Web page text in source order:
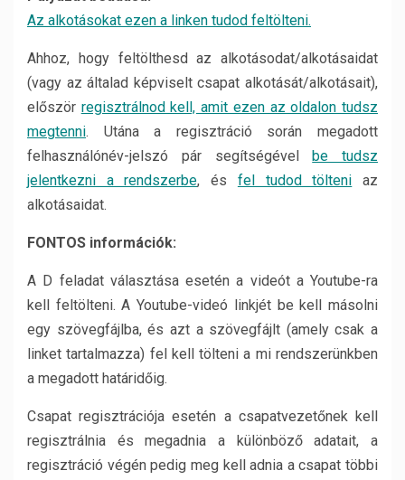
Az alkotásokat ezen a linken tudod feltölteni.
Ahhoz, hogy feltölthesd az alkotásodat/alkotásaidat
(vagy az általad képviselt csapat alkotását/alkotásait),
először regisztrálnod kell, amit ezen az oldalon tudsz
megtenni. Utána a regisztráció során megadott
felhasználónév-jelszó pár segítségévelbe tudsz
jelentkezni a rendszerbe, és fel tudod tölteni az
alkotásaidat.
FONTOS információk:
A D feladat választása esetén a videót a Youtube-ra
kell feltölteni. A Youtube-videó linkjét be kell másolni
egy szövegfájlba, és azt a szövegfájlt (amely csak a
linket tartalmazza) fel kell tölteni a mi rendszerünkben
a megadott határidőig.
Csapat regisztrációja esetén a csapatvezetőnek kell
regisztrálnia és megadnia a különböző adatait, a
regisztráció végén pedig meg kell adnia a csapat többi